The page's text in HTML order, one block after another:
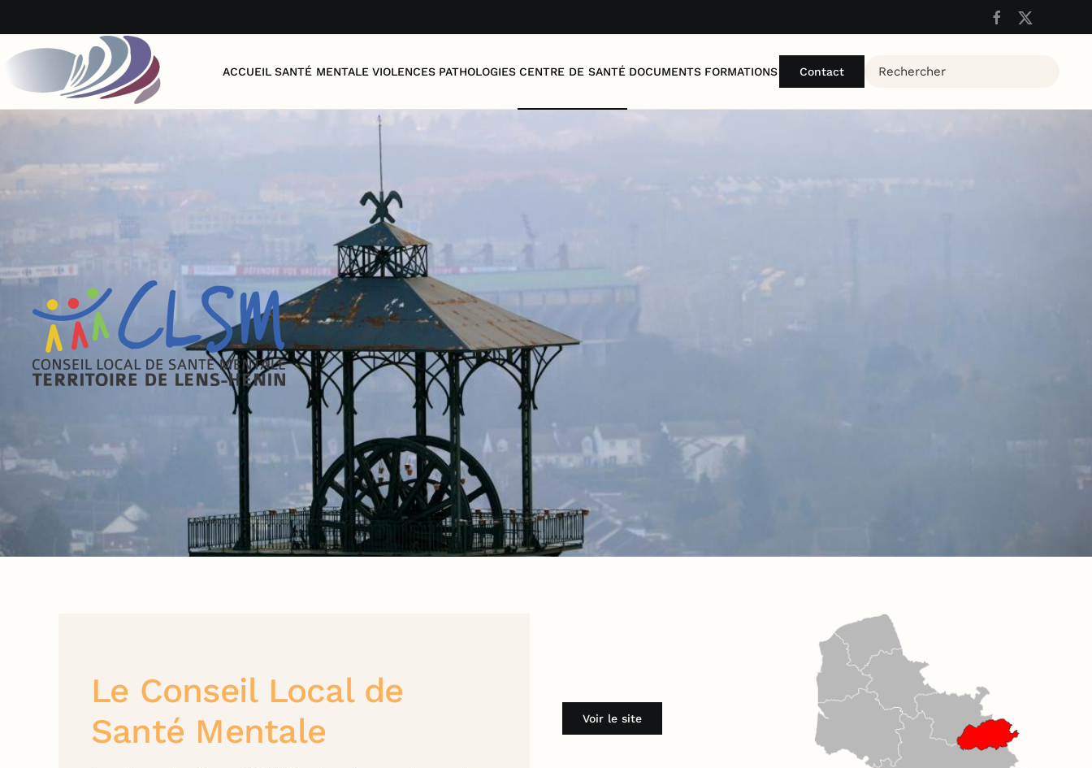
Accéder au contenu principal
ACCUEIL SANTÉ MENTALE VIOLENCES PATHOLOGIES CENTRE DE SANTÉ DOCUMENTS FORMATIONS Contact
Le Conseil Local de
Santé Mentale
Voir le site